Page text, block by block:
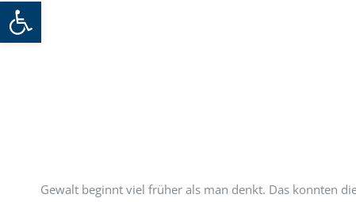
Werkzeugleiste öffnen
Gewalt beginnt viel früher als man denkt. Das konnten